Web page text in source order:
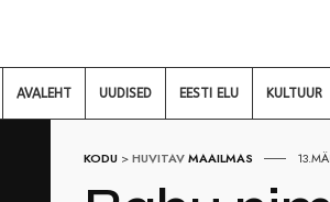
AVALEHT UUDISED EESTI ELU KULTUUR
KODU >HUVITAVMAAILMAS